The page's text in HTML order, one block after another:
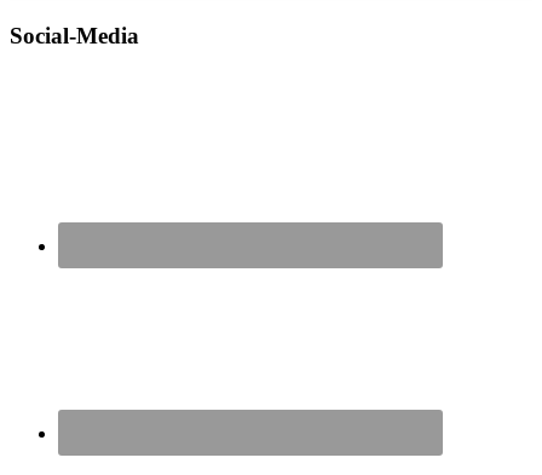
Social-Media